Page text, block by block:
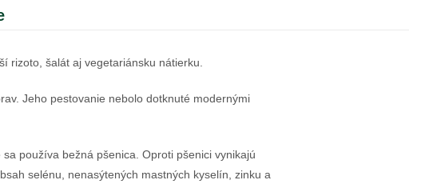
rizoto, šalát aj vegetariánsku nátierku.
Jeho pestovanie nebolo dotknuté modernými
používa bežná pšenica. Oproti pšenici vynikajú
selénu, nenasýtených mastných kyselín, zinku a